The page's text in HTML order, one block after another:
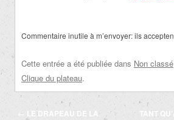
Commentaire inutile à m’envoyer: ils
Cette entrée a été publiée dans Non classé
Clique du plateau.
Navigation
← LE DRAPEAU DE LA
TANT